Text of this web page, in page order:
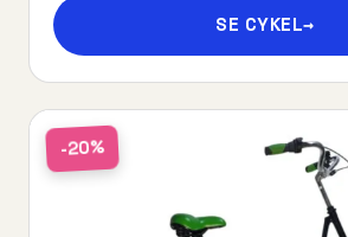
SE CYKEL→
-20%